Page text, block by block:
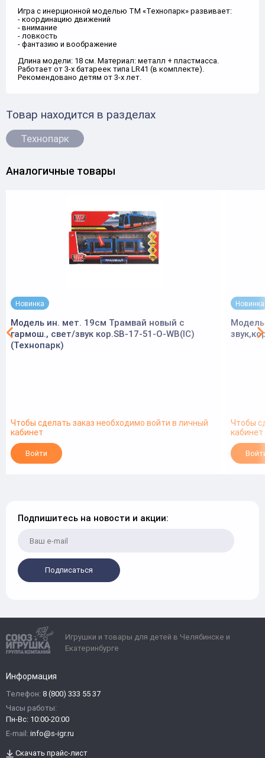
Игра с инерционной моделью ТМ «Технопарк» развивает:
- координацию движений
- внимание
- ловкость
- фантазию и воображение
Длина модели: 18 см. Материал: металл + пластмасса.
Работает от 3-х батареек типа LR41 (в комплекте).
Рекомендовано детям от 3-х лет.
Товар находится в разделах
Технопарк
Аналогичные товары
Новинка
Модель ин. мет. 19см Трамвай новый с
гармош., свет/звук кор.SB-17-51-O-WB(IC)
(Технопарк)
Чтобы сделать заказ необходимо войти в личный
кабинет
Войти
Новинка
Чтобы
кабинет
Подпишитесь на новости и акции:
Подписаться
Игрушки и товары для детей в Челябинске и
Екатеринбурге
Информация
Телефон: 8 (800) 333 55 37
Часы работы:
Пн-Вс: 10:00-20:00
E-mail: info@s-igr.ru
Скачать прайс-лист